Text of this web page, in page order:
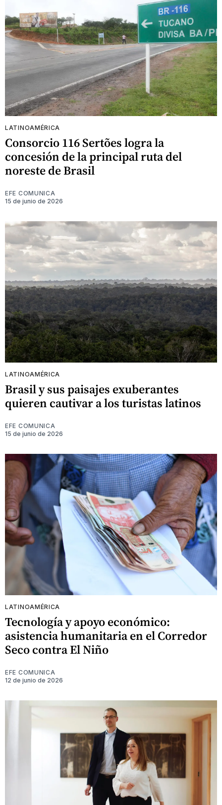
LATINOAMÉRICA
Consorcio 116 Sertões logra la
concesión de la principal ruta del
noreste de Brasil
EFE COMUNICA
15 de junio de 2026
LATINOAMÉRICA
Brasil y sus paisajes exuberantes
quieren cautivar a los turistas latinos
EFE COMUNICA
15 de junio de 2026
LATINOAMÉRICA
Tecnología y apoyo económico:
asistencia humanitaria en el Corredor
Seco contra El Niño
EFE COMUNICA
12 de junio de 2026